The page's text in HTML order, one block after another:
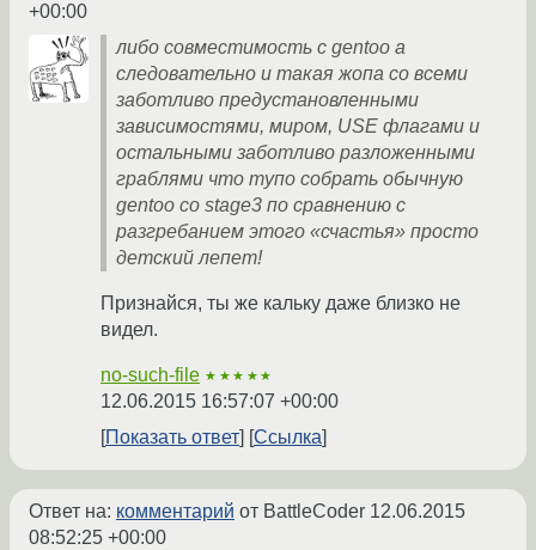
+00:00
либо совместимость с gentoo а
следовательно и такая жопа со всеми
заботливо предустановленными
зависимостями, миром, USE флагами и
остальными заботливо разложенными
граблями что тупо собрать обычную
gentoo со stage3 по сравнению с
разгребанием этого «счастья» просто
детский лепет!
Признайся, ты же кальку даже близко не
видел.
no-such-file ★★★★★
12.06.2015 16:57:07 +00:00
Показать ответ
Ссылка
Ответ на: комментарий от BattleCoder 12.06.2015
08:52:25 +00:00